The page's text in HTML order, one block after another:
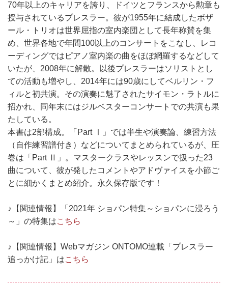
70年以上のキャリアを誇り、ドイツとフランスから勲章も
授与されているプレスラー。彼が1955年に結成したボザ
ール・トリオは世界屈指の室内楽団として長年称賛を集
め、世界各地で年間100以上のコンサートをこなし、レコ
ーディングではピアノ室内楽の曲をほぼ網羅するなどして
いたが、2008年に解散。以後プレスラーはソリストとし
ての活動も増やし、2014年には90歳にしてベルリン・フ
ィルと初共演。その演奏に魅了されたサイモン・ラトルに
招かれ、同年末にはジルベスターコンサートでの共演も果
たしている。
本書は2部構成。「Part Ⅰ」では半生や演奏論、練習方法
（自作練習譜付き）などについてまとめられているが、圧
巻は「Part Ⅱ」。マスタークラスやレッスンで扱った23
曲について、彼が発したコメントやアドヴァイスを小節ご
とに細かくまとめ紹介。永久保存版です！
♪【関連情報】「2021年 ショパン特集～ショパンに浸ろう
～」の特集はこちら
♪【関連情報】Webマガジン ONTOMO連載「プレスラー
追っかけ記」はこちら